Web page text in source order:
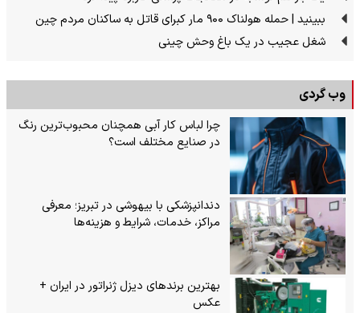
ببینید | حمله هولناک ۹۰۰ مار کبرای قاتل به ساکنان مردم چین
شغل عجیب در یک باغ وحش چینی
وب گردی
چرا لباس کار آبی همچنان محبوب‌ترین رنگ
در صنایع مختلف است؟
دندانپزشکی با بیهوشی در تبریز؛ معرفی
مراکز، خدمات، شرایط و هزینه‌ها
بهترین برندهای دیزل ژنراتور در ایران +
عکس